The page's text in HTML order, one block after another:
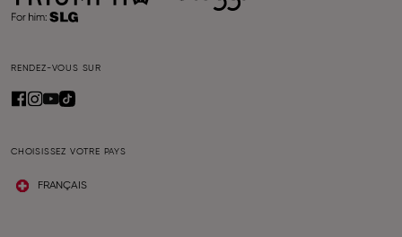
RENDEZ-VOUS SUR
CHOISISSEZ VOTRE PAYS
FRANÇAIS